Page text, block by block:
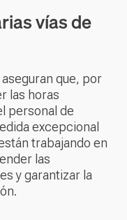
vías de
que, por
las horas
personal de
excepcional
trabajando en
las
y garantizar la